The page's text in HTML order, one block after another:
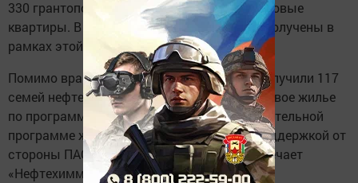
330 грантополучателей уже выбрали себе новые
квартиры. В том числе 52 квартиры были получены в
рамках этой программы в Нижнекамске.
Помимо врачей, квартиры в новом доме получили 117
семей нефтехимиков. 22 из них получили новое жилье
по программе соципотеки, а 95 - по дополнительной
программе жилищного строительства с поддержкой от
стороны ПАО «Нижнекамскнефтехим», отмечает
«Нефтехиммедиа».